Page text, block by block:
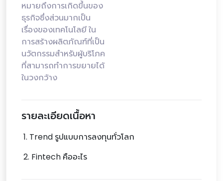
หมายถึงการเกิดขึ้นของ
ธุรกิจซึ่งส่วนมากเป็น
เรื่องของเทคโนโลยี ใน
การสร้างผลิตภัณฑ์ที่เป็น
นวัตกรรมสำหรับผู้บริโภค
ที่สามารถทำการขยายได้
ในวงกว้าง
รายละเอียดเนื้อหา
1. Trend รูปแบบการลงทุนทั่วโลก
2. Fintech คืออะไร